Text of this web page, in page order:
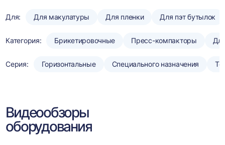
Для: Для макулатуры Для пленки Для пэт бутылок
Категория: Брикетировочные Пресс-компакторы
Серия: Горизонтальные Специального назначения
Видеообзоры
оборудования